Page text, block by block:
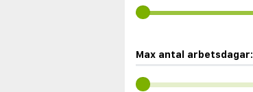
Max antal arbetsdagar: